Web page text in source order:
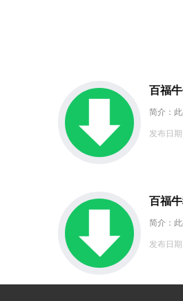
百福
简介：
发布日期
百福
简介：
发布日期